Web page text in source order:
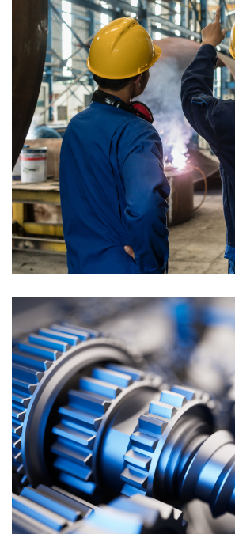
Trang thiết bị bảo hộ lao động
BẢO HỘ LAO ĐỘNG